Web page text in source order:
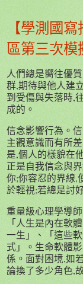
【學測國
區第三次模
人們總是嚮往優
群,期待與他人建
到受傷與失落時,
成的。
信念影響行為。
主觀意識而有所
是,個人的樣貌在
正是自我信念與
你;你容忍的界線,
於輕視;若總是討
重量級心理學導
「人生是內在軟
一生」、「這些
式」。生命軟體
係。面對困境,如
論換了多少角色,